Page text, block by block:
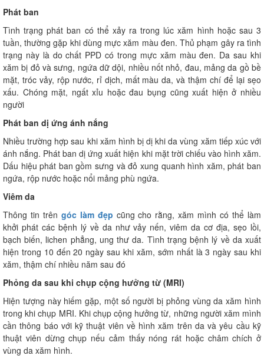
Phát ban
Tình trạng phát ban có thể xảy ra trong lúc xăm hình hoặc sau 3
tuần, thường gặp khi dùng mực xăm màu đen. Thủ phạm gây ra tình
trạng này là do chất PPD có trong mực xăm màu đen. Da sau khi
xăm bị đỏ và sưng, ngứa dữ dội, nhiều nốt nhỏ, đau, mảng da gồ bề
mặt, tróc vảy, rộp nước, rỉ dịch, mất màu da, và thậm chí để lại sẹo
xấu. Chóng mặt, ngất xỉu hoặc đau bụng cũng xuất hiện ở nhiều
người
Phát ban dị ứng ánh nắng
Nhiều trường hợp sau khi xăm hình bị dị khi da vùng xăm tiếp xúc với
ánh nắng. Phát ban dị ứng xuất hiện khi mặt trời chiếu vào hình xăm.
Dấu hiệu phát ban gồm sưng và đỏ xung quanh hình xăm, phát ban
ngứa, rộp nước hoặc nổi mảng phù ngứa.
Viêm da
Thông tin trên góc làm đẹp cũng cho rằng, xăm mình có thể làm
khởi phát các bệnh lý về da như vảy nến, viêm da cơ địa, sẹo lồi,
bạch biến, lichen phẳng, ung thư da. Tình trạng bệnh lý về da xuất
hiện trong 10 đến 20 ngày sau khi xăm, sớm nhất là 3 ngày sau khi
xăm, thậm chí nhiều năm sau đó
Phỏng da sau khi chụp cộng hưởng từ (MRI)
Hiện tượng này hiếm gặp, một số người bị phỏng vùng da xăm hình
trong khi chụp MRI. Khi chụp cộng hưởng từ, những người xăm mình
cần thông báo với kỹ thuật viên về hình xăm trên da và yêu cầu kỹ
thuật viên dừng chụp nếu cảm thấy nóng rát hoặc châm chích ở
vùng da xăm hình.